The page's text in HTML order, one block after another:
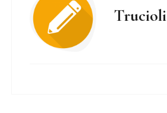
Trucioli